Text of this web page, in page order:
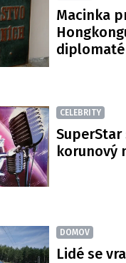
Macinka
CELEBRITY
SuperStar
korunový
DOMOV
Lidé se